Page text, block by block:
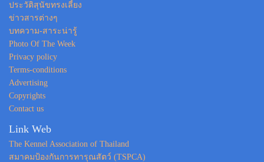
ประวัติสุนัขทรงเลี้ยง
ข่าวสารต่างๆ
บทความ-สาระน่ารู้
Photo Of The Week
Privacy policy
Terms-conditions
Advertising
Copyrights
Contact us
Link Web
The Kennel Association of Thailand
สมาคมป้องกันการทารุณสัตว์ (TSPCA)